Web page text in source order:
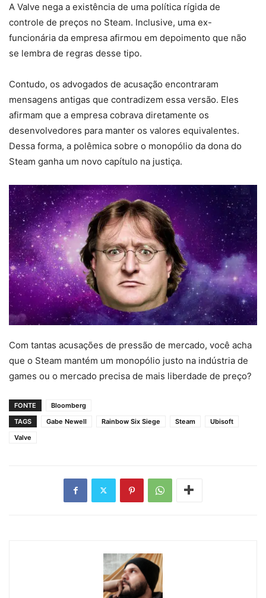
A Valve nega a existência de uma política rígida de
controle de preços no Steam. Inclusive, uma ex-
funcionária da empresa afirmou em depoimento que não
se lembra de regras desse tipo.
Contudo, os advogados de acusação encontraram
mensagens antigas que contradizem essa versão. Eles
afirmam que a empresa cobrava diretamente os
desenvolvedores para manter os valores equivalentes.
Dessa forma, a polêmica sobre o monopólio da dona do
Steam ganha um novo capítulo na justiça.
Com tantas acusações de pressão de mercado, você acha
que o Steam mantém um monopólio justo na indústria de
games ou o mercado precisa de mais liberdade de preço?
FONTE
Bloomberg
TAGS
Gabe Newell Rainbow Six Siege Steam
Ubisoft
Valve